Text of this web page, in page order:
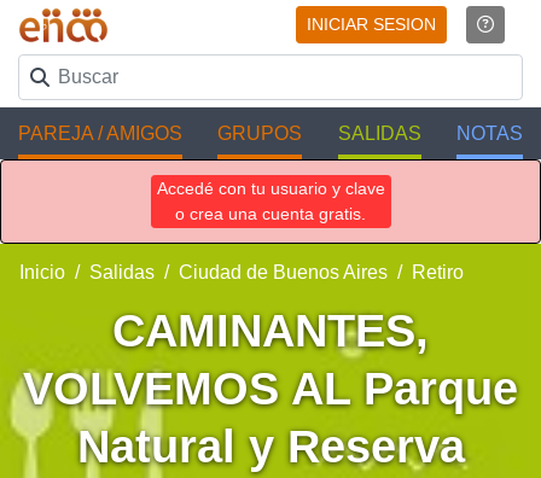
INICIAR SESION
PAREJA / AMIGOS GRUPOS SALIDAS NOTAS
Accedé con tu usuario y clave
o crea una cuenta gratis.
Inicio Salidas Ciudad de Buenos Aires Retiro
CAMINANTES,
VOLVEMOS AL Parque
Natural y Reserva